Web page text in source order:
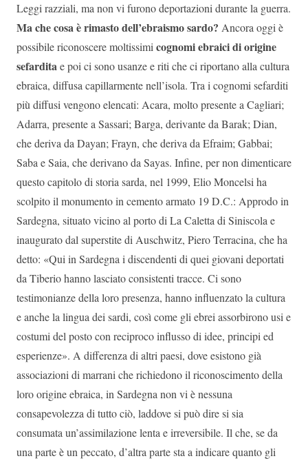
Leggi razziali, ma non vi furono deportazioni durante la guerra.
Ma che cosa è rimasto dell’ebraismo sardo? Ancora oggi è
possibile riconoscere moltissimicognomi ebraici di origine
sefarditae poi ci sono usanze e riti che ci riportano alla cultura
ebraica, diffusa capillarmente nell’isola. Tra i cognomi sefarditi
più diffusi vengono elencati: Acara, molto presente a Cagliari;
Adarra, presente a Sassari; Barga, derivante da Barak; Dian,
che deriva da Dayan; Frayn, che deriva da Efraim; Gabbai;
Saba e Saia, che derivano da Sayas. Infine, per non dimenticare
questo capitolo di storia sarda, nel 1999, Elio Moncelsi ha
scolpito il monumento in cemento armato 19 D.C.: Approdo in
Sardegna, situato vicino al porto di La Caletta di Siniscola e
inaugurato dal superstite di Auschwitz, Piero Terracina, che ha
detto: «Qui in Sardegna i discendenti di quei giovani deportati
da Tiberio hanno lasciato consistenti tracce. Ci sono
testimonianze della loro presenza, hanno influenzato la cultura
e anche la lingua dei sardi, così come gli ebrei assorbirono usi e
costumi del posto con reciproco influsso di idee, principi ed
esperienze». A differenza di altri paesi, dove esistono già
associazioni di marrani che richiedono il riconoscimento della
loro origine ebraica, in Sardegna non vi è nessuna
consapevolezza di tutto ciò, laddove si può dire si sia
consumata un’assimilazione lenta e irreversibile. Il che, se da
una parte è un peccato, d’altra parte sta a indicare quanto gli